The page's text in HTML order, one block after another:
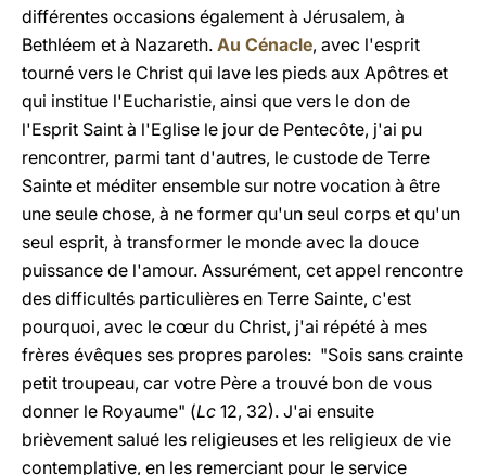
différentes occasions également à Jérusalem, à
Bethléem et à Nazareth. Au Cénacle, avec l'esprit
tourné vers le Christ qui lave les pieds aux Apôtres et
qui institue l'Eucharistie, ainsi que vers le don de
l'Esprit Saint à l'Eglise le jour de Pentecôte, j'ai pu
rencontrer, parmi tant d'autres, le custode de Terre
Sainte et méditer ensemble sur notre vocation à être
une seule chose, à ne former qu'un seul corps et qu'un
seul esprit, à transformer le monde avec la douce
puissance de l'amour. Assurément, cet appel rencontre
des difficultés particulières en Terre Sainte, c'est
pourquoi, avec le cœur du Christ, j'ai répété à mes
frères évêques ses propres paroles: "Sois sans crainte
petit troupeau, car votre Père a trouvé bon de vous
donner le Royaume" (Lc 12, 32). J'ai ensuite
brièvement salué les religieuses et les religieux de vie
contemplative, en les remerciant pour le service